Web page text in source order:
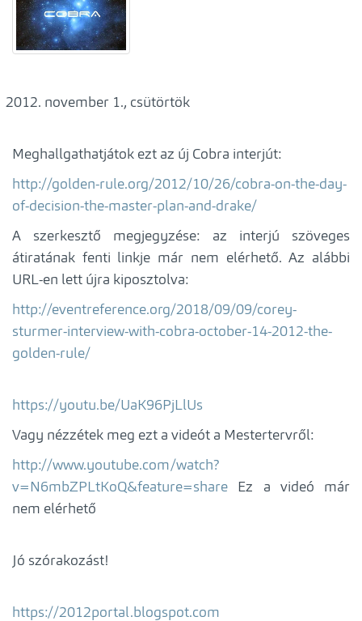
november 1., csütörtök
Meghallgathatjátok ezt az új Cobra interjút:
http://golden-rule.org/2012/10/26/cobra-on-the-day-
of-decision-the-master-plan-and-drake/
A szerkesztő megjegyzése: az interjú szöveges
átiratának fenti linkje már nem elérhető. Az alábbi
URL-en lett újra kiposztolva:
http://eventreference.org/2018/09/09/corey-
sturmer-interview-with-cobra-october-14-2012-the-
golden-rule/
https://youtu.be/UaK96PjLlUs
Vagy nézzétek meg ezt a videót a Mestertervről:
http://www.youtube.com/watch?
v=N6mbZPLtKoQ&feature=share Ez a videó már
nem elérhető
Jó szórakozást!
https://2012portal.blogspot.com